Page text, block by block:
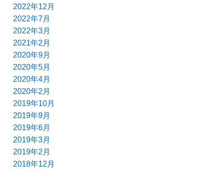
2022年12月
2022年7月
2022年3月
2021年2月
2020年9月
2020年5月
2020年4月
2020年2月
2019年10月
2019年9月
2019年6月
2019年3月
2019年2月
2018年12月